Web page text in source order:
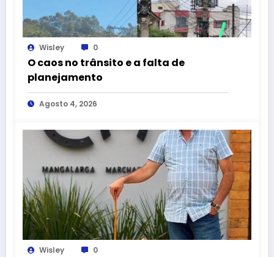
Wisley 0
O caos no trânsito e a falta de
planejamento
Agosto 4, 2026
Wisley 0